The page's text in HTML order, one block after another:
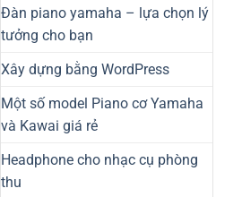
Đàn piano yamaha – lựa chọn lý
tưởng cho bạn
Xây dựng bằng WordPress
Một số model Piano cơ Yamaha
và Kawai giá rẻ
Headphone cho nhạc cụ phòng
thu